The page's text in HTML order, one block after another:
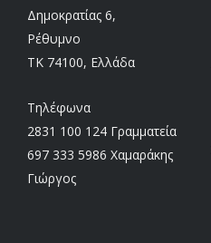
Δημοκρατίας 6,
Ρέθυμνο
TK 74100, Ελλάδα
Τηλέφωνα
2831 100 124 Γραμματεία
697 333 5986 Χαμαράκης
Γιώργος